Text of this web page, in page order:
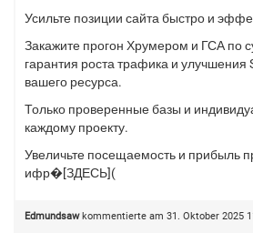
Усильте позиции сайта быстро и
Закажите прогон Хрумером и ГСА по
гарантия роста трафика и улучшения
вашего ресурса.
Только проверенные базы и
каждому проекту.
Увеличьте посещаемость и прибыль
ифр�[ЗДЕСЬ](
Edmundsawkommentierte am 31. Oktober 2025